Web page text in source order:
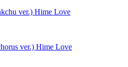
ver.) Hime Love
ver.) Hime Love